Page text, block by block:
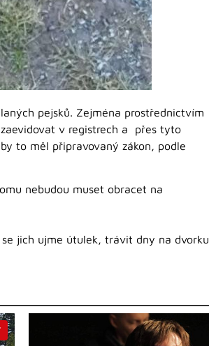
pejsků. Zejména prostřednictvím
v registrech a přes tyto
to měl připravovaný zákon, podle
nebudou muset obracet na
jich ujme útulek, trávit dny na dvorku